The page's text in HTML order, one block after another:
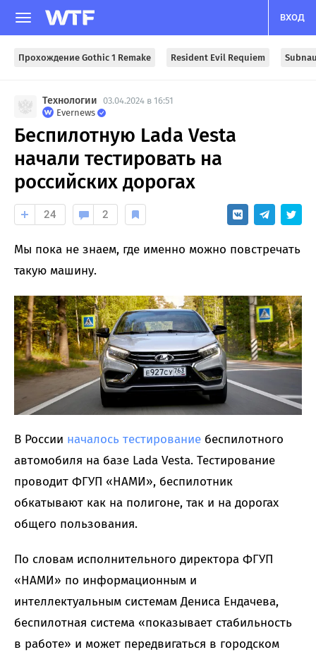
ВХОД
Прохождение Gothic 1 Remake Resident Evil Requiem
Технологии 03.04.2024 в 16:51
Evernews
Беспилотную Lada Vesta
начали тестировать на
российских дорогах
24 2
Мы пока не знаем, где именно можно повстречать
такую машину.
В России началось тестирование беспилотного
автомобиля на базе Lada Vesta. Тестирование
проводит ФГУП «НАМИ», беспилотник
обкатывают как на полигоне, так и на дорогах
общего пользования.
По словам исполнительного директора ФГУП
«НАМИ» по информационным и
интеллектуальным системам Дениса Ендачева,
беспилотная система «показывает стабильность
в работе» и может передвигаться в городском